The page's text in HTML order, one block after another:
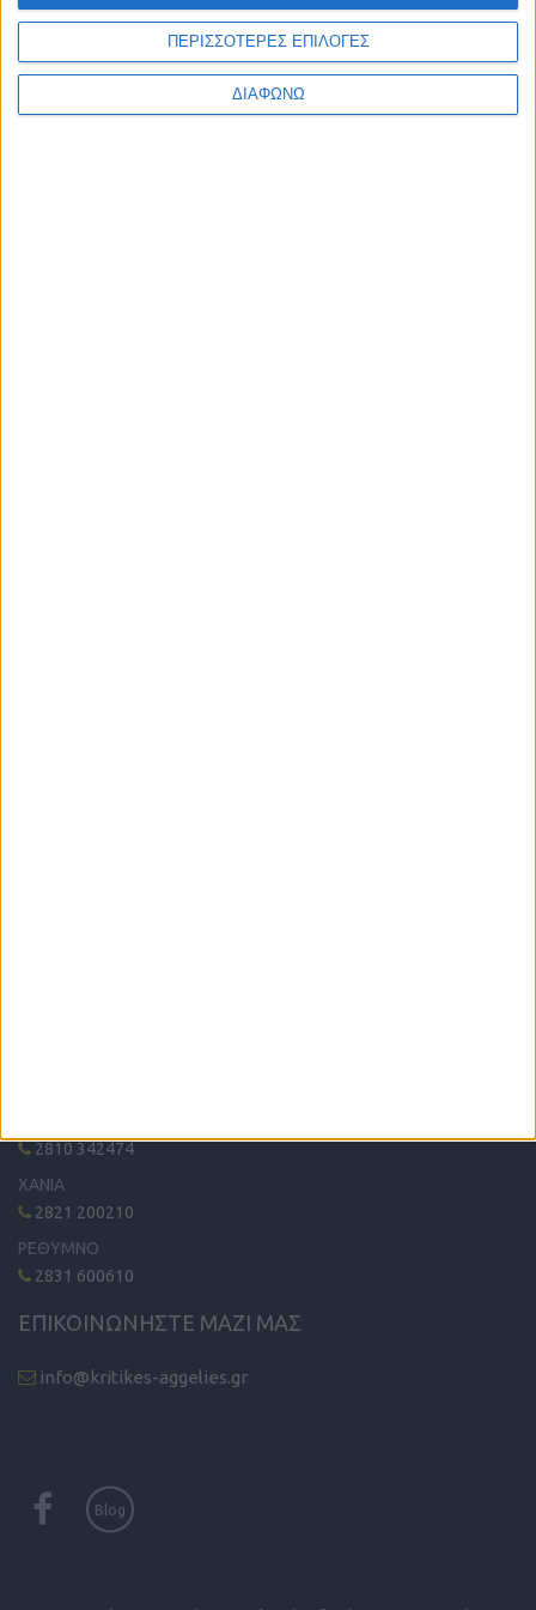
ΠΕΡΙΣΣΟΤΕΡΕΣ ΕΠΙΛΟΓΕΣ
ΔΙΑΦΩΝΩ
Ιδέες διακόσμησης για το φοιτητικό σπίτι!
2810 342474
ΧΑΝΙΑ
2821 200210
ΡΕΘΥΜΝΟ
2831 600610
ΕΠΙΚΟΙΝΩΝΗΣΤΕ ΜΑΖΙ ΜΑΣ
info@kritikes-aggelies.gr
Blog